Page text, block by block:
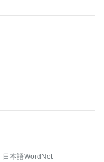
日本語WordNet